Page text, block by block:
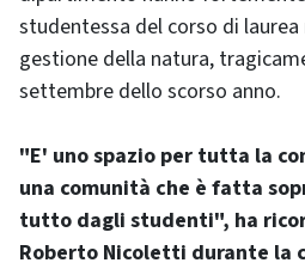
studentessa del corso di
gestione della natura,
settembre dello scorso anno.
"E' uno spazio per tutta la
una comunità che è fatta
tutto dagli studenti", ha
Roberto Nicoletti durante la